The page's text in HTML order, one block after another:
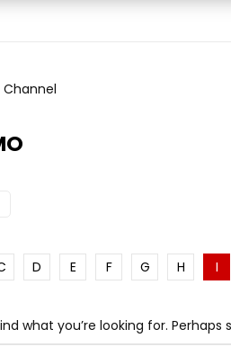
Channel
D E F G H I
what you’re looking for. Perhaps